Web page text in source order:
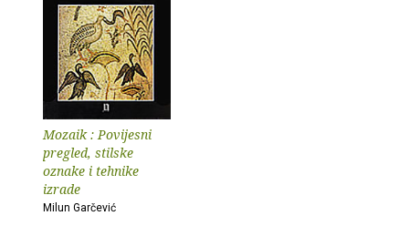
Mozaik : Povijesni
pregled, stilske
oznake i tehnike
izrade
Milun Garčević